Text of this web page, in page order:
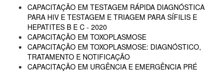
CAPACITAÇÃO EM TESTAGEM RÁPIDA DIAGNÓSTICA
PARA HIV E TESTAGEM E TRIAGEM PARA SÍFILIS E
HEPATITES B E C - 2020
CAPACITAÇÃO EM TOXOPLASMOSE
CAPACITAÇÃO EM TOXOPLASMOSE: DIAGNÓSTICO,
TRATAMENTO E NOTIFICAÇÃO
CAPACITAÇÃO EM URGÊNCIA E EMERGÊNCIA PRÉ